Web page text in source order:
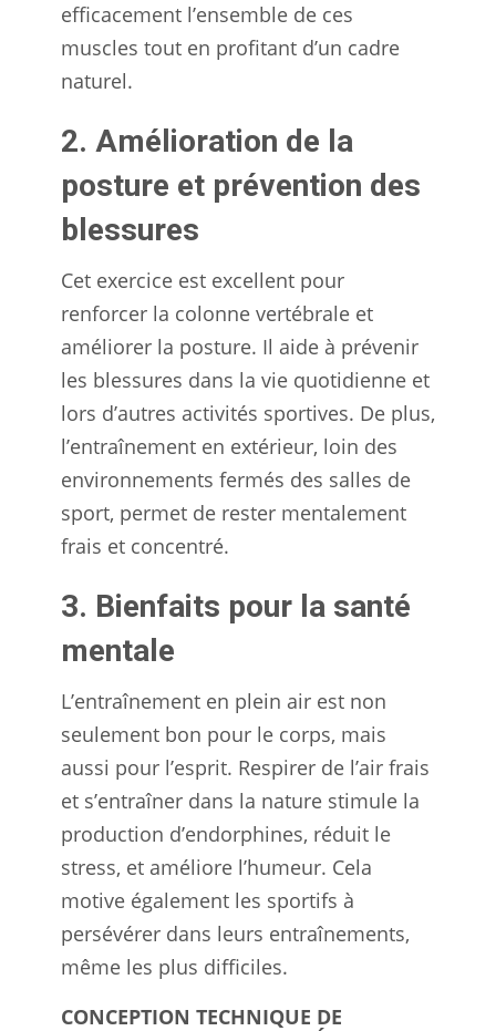
efficacement l’ensemble de ces
muscles tout en profitant d’un cadre
naturel.
2. Amélioration de la
posture et prévention des
blessures
Cet exercice est excellent pour
renforcer la colonne vertébrale et
améliorer la posture. Il aide à prévenir
les blessures dans la vie quotidienne et
lors d’autres activités sportives. De plus,
l’entraînement en extérieur, loin des
environnements fermés des salles de
sport, permet de rester mentalement
frais et concentré.
3. Bienfaits pour la santé
mentale
L’entraînement en plein air est non
seulement bon pour le corps, mais
aussi pour l’esprit. Respirer de l’air frais
et s’entraîner dans la nature stimule la
production d’endorphines, réduit le
stress, et améliore l’humeur. Cela
motive également les sportifs à
persévérer dans leurs entraînements,
même les plus difficiles.
CONCEPTION TECHNIQUE DE